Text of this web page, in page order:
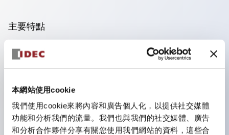
本網站使用cookie
我們使用cookie來將內容和廣告個人化，以提供社交媒體
功能和分析我們的流量。我們也與我們的社交媒體、廣告
和分析合作夥伴分享有關您使用我們網站的資料，這些合
主要特點
手指安全型螺絲端子。
保護等級為 IP20(IEC60529)（面板前為IP65）。
另具備鑰匙選擇開關，一體型指示燈，機種豐富！
備有符合國際標準的緊急停止開關。備有照明與非照明